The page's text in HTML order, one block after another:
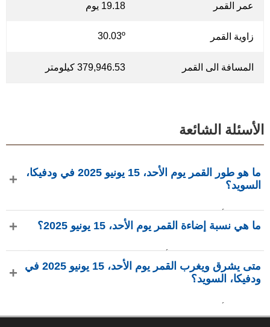
عمر القمر 19.18 يوم
زاوية القمر 30.03º
المسافة الى القمر 379,946.53 كيلومتر
الأسئلة الشائعة
ما هو طور القمر يوم الأحد، 15 يونيو 2025 في ودفيكا،
السويد؟
أحدب متناقص بإضاءة 79.51%، عمره 19.18 يومًا، ويقع في
ما هي نسبة إضاءة القمر يوم الأحد، 15 يونيو 2025؟
phasesmoon.com.
متى يشرق ويغرب القمر يوم الأحد، 15 يونيو 2025 في
ودفيكا، السويد؟